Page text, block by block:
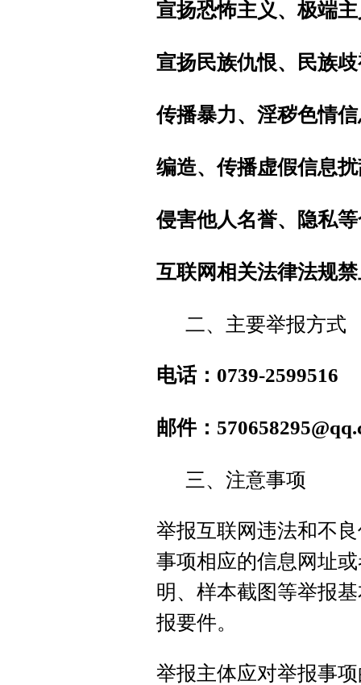
宣扬恐怖主义、极端
宣扬民族仇恨、民族
传播暴力、淫秽色情
编造、传播虚假信息
侵害他人名誉、隐私
互联网相关法律法规
二、主要举报方式
电话：0739-2599516
邮件：
三、注意事项
举报互联网违法和不
事项相应的信息网址
明、样本截图等举报
报要件。
举报主体应对举报事